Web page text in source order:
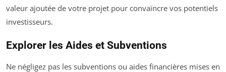
valeur ajoutée de votre projet pour convaincre vos potentiels
investisseurs.
Explorer les Aides et Subventions
Ne négligez pas les subventions ou aides financières mises en